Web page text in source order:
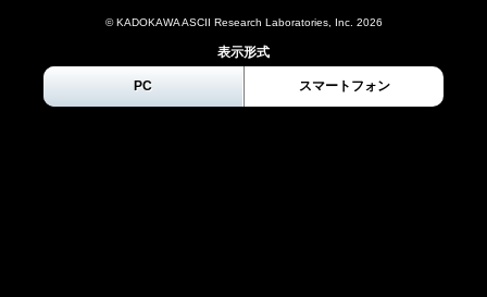
© KADOKAWA ASCII Research Laboratories, Inc. 2026
表示形式
PC スマートフォン